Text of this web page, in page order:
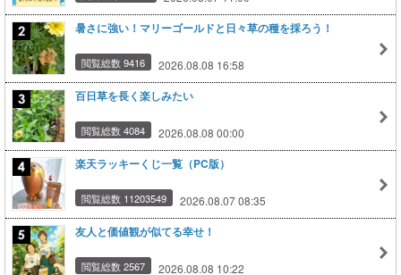
暑さに強い！マリーゴールドと日々草の種を採ろう！
閲覧総数 9416 2026.08.08 16:58
百日草を長く楽しみたい
閲覧総数 4084 2026.08.08 00:00
楽天ラッキーくじ一覧（PC版）
閲覧総数 11203549 2026.08.07 08:35
友人と価値観が似てる幸せ！
閲覧総数 2567 2026.08.08 10:22